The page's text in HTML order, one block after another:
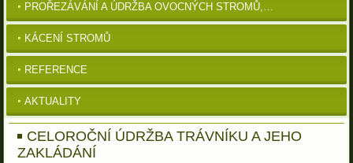
PROŘEZÁVÁNÍ A ÚDRŽBA OVOCNÝCH STROMŮ,…
KÁCENÍ STROMŮ
REFERENCE
AKTUALITY
CELOROČNÍ ÚDRŽBA TRÁVNÍKU A JEHO
ZAKLÁDÁNÍ